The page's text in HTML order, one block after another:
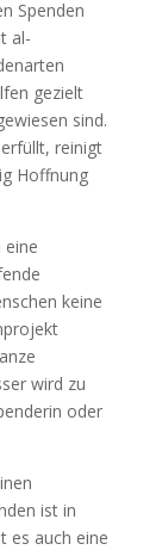
Spenden
al-
gezielt
sind.
reinigt
Hoffnung
eine
keine
wird zu
oder
ist in
es auch eine